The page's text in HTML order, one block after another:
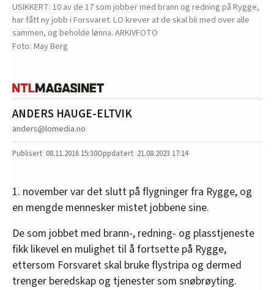
USIKKERT: 10 av de 17 som jobber med brann og redning på Rygge,
har fått ny jobb i Forsvaret. LO krever at de skal bli med over alle
sammen, og beholde lønna. ARKIVFOTO
May Berg
ANDERS HAUGE-ELTVIK
anders@lomedia.no
08.11.2016 15:30 21.08.2023 17:14
1. november var det slutt på flygninger fra Rygge, og
en mengde mennesker mistet jobbene sine.
De som jobbet med brann-, redning- og plasstjeneste
fikk likevel en mulighet til å fortsette på Rygge,
ettersom Forsvaret skal bruke flystripa og dermed
trenger beredskap og tjenester som snøbrøyting.